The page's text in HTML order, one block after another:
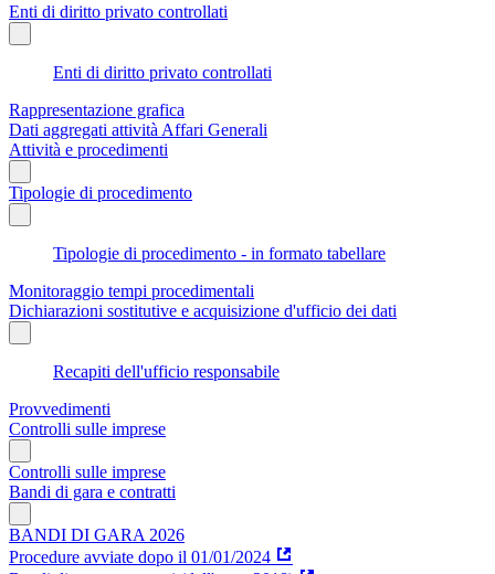
Enti di diritto privato controllati
Enti di diritto privato controllati
Rappresentazione grafica
Dati aggregati attività Affari Generali
Attività e procedimenti
Tipologie di procedimento
Tipologie di procedimento - in formato tabellare
Monitoraggio tempi procedimentali
Dichiarazioni sostitutive e acquisizione d'ufficio dei dati
Recapiti dell'ufficio responsabile
Provvedimenti
Controlli sulle imprese
Controlli sulle imprese
Bandi di gara e contratti
BANDI DI GARA 2026
Procedure avviate dopo il 01/01/2024